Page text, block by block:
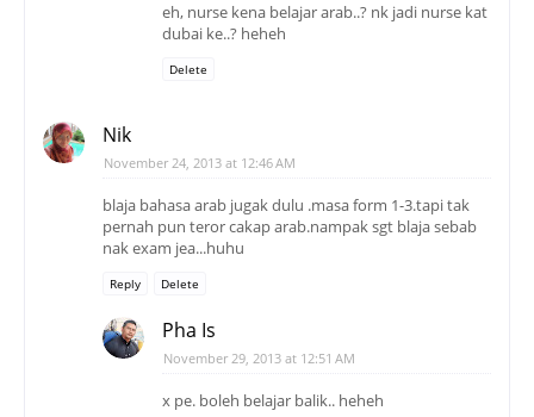
eh, nurse kena belajar arab..? nk jadi nurse kat
dubai ke..? heheh
Delete
Nik
November 24, 2013 at 12:46 AM
blaja bahasa arab jugak dulu .masa form 1-3.tapi tak
pernah pun teror cakap arab.nampak sgt blaja sebab
nak exam jea...huhu
Reply Delete
Pha Is
November 29, 2013 at 12:51 AM
x pe. boleh belajar balik.. heheh